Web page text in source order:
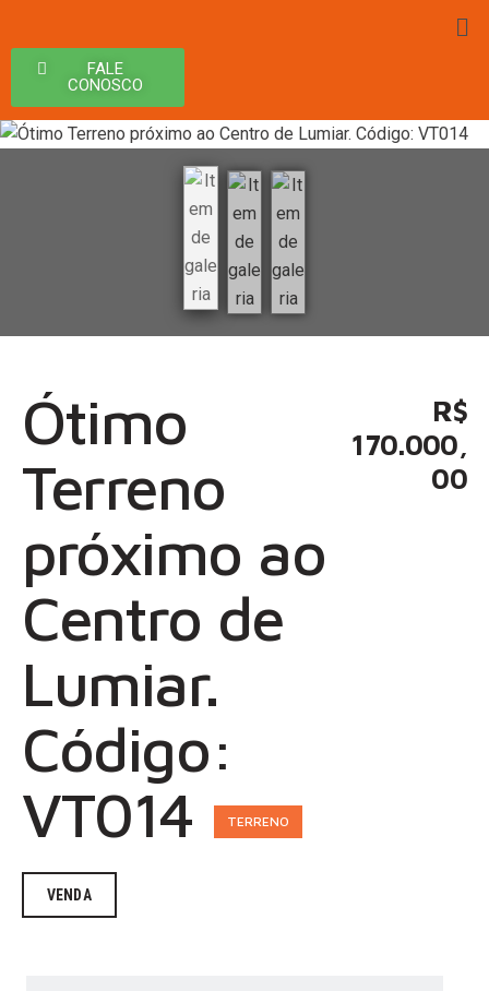
FALE
CONOSCO
Ótimo
Terreno
próximo ao
Centro de
Lumiar.
Código:
VT014
TERRENO
VENDA
R$
170.000,
00